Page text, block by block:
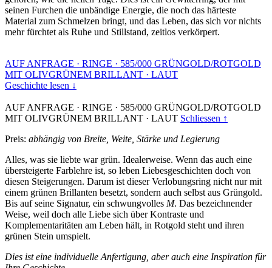
seinen Furchen die unbändige Energie, die noch das härteste
Material zum Schmelzen bringt, und das Leben, das sich vor nichts
mehr fürchtet als Ruhe und Stillstand, zeitlos verkörpert.
AUF ANFRAGE · RINGE · 585/000 GRÜNGOLD/ROTGOLD
MIT OLIVGRÜNEM BRILLANT · LAUT
Geschichte lesen ↓
AUF ANFRAGE · RINGE · 585/000 GRÜNGOLD/ROTGOLD
MIT OLIVGRÜNEM BRILLANT · LAUT Schliessen ↑
Preis: abhängig von Breite, Weite, Stärke und Legierung
Alles, was sie liebte war grün. Idealerweise. Wenn das auch eine
übersteigerte Farblehre ist, so leben Liebesgeschichten doch von
diesen Steigerungen. Darum ist dieser Verlobungsring nicht nur mit
einem grünen Brillanten besetzt, sondern auch selbst aus Grüngold.
Bis auf seine Signatur, ein schwungvolles M. Das bezeichnender
Weise, weil doch alle Liebe sich über Kontraste und
Komplementaritäten am Leben hält, in Rotgold steht und ihren
grünen Stein umspielt.
Dies ist eine individuelle Anfertigung, aber auch eine Inspiration für